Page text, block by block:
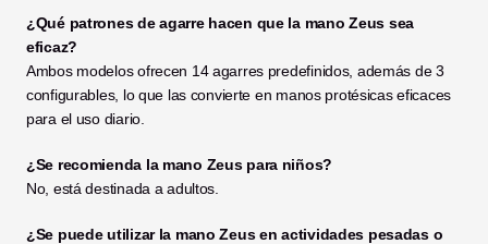
¿Qué patrones de agarre hacen que la mano Zeus sea
eficaz?
Ambos modelos ofrecen 14 agarres predefinidos, además de 3
configurables, lo que las convierte en manos protésicas eficaces
para el uso diario.
¿Se recomienda la mano Zeus para niños?
No, está destinada a adultos.
¿Se puede utilizar la mano Zeus en actividades pesadas o